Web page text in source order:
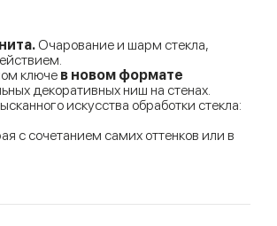
Очарование и шарм стекла,
ключе в новом формате
декоративных ниш на стенах.
искусства обработки стекла:
с сочетанием самих оттенков или в